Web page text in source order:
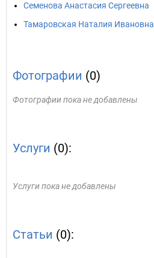
Семенова Анастасия Сергеевна
Тамаровская Наталия Ивановна
Фотографии (0)
Фотографии пока не добавлены
Услуги (0):
Услуги пока не добавлены
Статьи (0):